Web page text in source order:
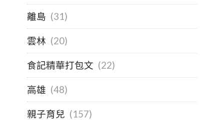
離島 (31)
雲林 (20)
食記精華打包文 (22)
高雄 (48)
親子育兒 (157)